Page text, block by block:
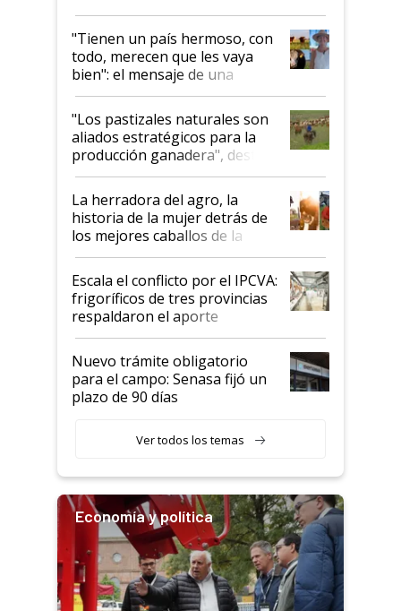
"Tienen un país hermoso, con
todo, merecen que les vaya
bien": el mensaje de una
ganadera uruguaya sobre las
oportunidades que se abren
para el agro en Argentina, con
foco en la carne
"Los pastizales naturales son
aliados estratégicos para la
producción ganadera", destaca
la iniciativa que ya reúne a 46
establecimientos en Argentina
La herradora del agro, la
historia de la mujer detrás de
los mejores caballos de la
Argentina y los mitos que
todavía hacen sufrir a estos
animales: "Mientras me
descalificaban, yo seguí
haciendo currículum"
Escala el conflicto por el IPCVA:
frigoríficos de tres provincias
respaldaron el aporte
obligatorio
Nuevo trámite obligatorio
para el campo: Senasa fijó un
plazo de 90 días
Ver todos los temas
Economía y política